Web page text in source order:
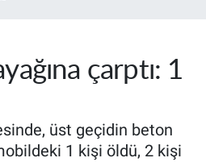
çarptı: 1
üst geçidin beton
1 kişi öldü, 2 kişi